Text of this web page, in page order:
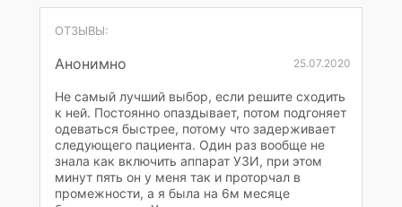
ОТЗЫВЫ:
Анонимно 25.07.2020
Не самый лучший выбор, если решите сходить
к ней. Постоянно опаздывает, потом подгоняет
одеваться быстрее, потому что задерживает
следующего пациента. Один раз вообще не
знала как включить аппарат УЗИ, при этом
минут пять он у меня так и проторчал в
промежности, а я была на 6м месяце